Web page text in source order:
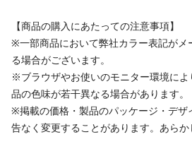
【商品の購入にあたっての注意事項】
※一部商品において弊社カラー表記がメ
る場合がございます。
※ブラウザやお使いのモニター環境に
品の色味が若干異なる場合があります。
※掲載の価格・製品のパッケージ・デザ
告なく変更することがあります。あらか